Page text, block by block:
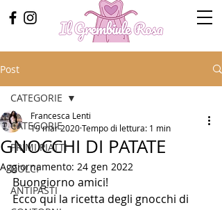
Post
CATEGORIE
PRIMI PIATTI
DOLCI
ANTIPASTI
CATEGORIE
GNOCCHI DI PATATE
Francesca Lenti
19 mar 2020Tempo di lettura: 1 min
Aggiornamento: 24 gen 2022
Buongiorno amici!
Ecco qui la ricetta degli gnocchi di